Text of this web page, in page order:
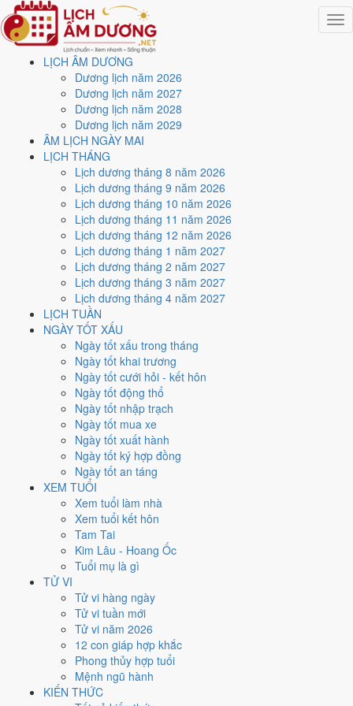
LỊCH ÂM DƯƠNG
Dương lịch năm 2026
Dương lịch năm 2027
Dương lịch năm 2028
Dương lịch năm 2029
ÂM LỊCH NGÀY MAI
LỊCH THÁNG
Lịch dương tháng 8 năm 2026
Lịch dương tháng 9 năm 2026
Lịch dương tháng 10 năm 2026
Lịch dương tháng 11 năm 2026
Lịch dương tháng 12 năm 2026
Lịch dương tháng 1 năm 2027
Lịch dương tháng 2 năm 2027
Lịch dương tháng 3 năm 2027
Lịch dương tháng 4 năm 2027
LỊCH TUẦN
NGÀY TỐT XẤU
Ngày tốt xấu trong tháng
Ngày tốt khai trương
Ngày tốt cưới hỏi - kết hôn
Ngày tốt động thổ
Ngày tốt nhập trạch
Ngày tốt mua xe
Ngày tốt xuất hành
Ngày tốt ký hợp đồng
Ngày tốt an táng
XEM TUỔI
Xem tuổi làm nhà
Xem tuổi kết hôn
Tam Tai
Kim Lâu - Hoang Ốc
Tuổi mụ là gì
TỬ VI
Tử vi hàng ngày
Tử vi tuần mới
Tử vi năm 2026
12 con giáp hợp khắc
Phong thủy hợp tuổi
Mệnh ngũ hành
KIẾN THỨC
Trang chủ
Lịch năm 2026
Tháng 12/2026
Ngày 22/12/2026 (Canh Ngọ)
Xem ngày22/12/2026
dương lịch - Ngày 14/11 âm
lịch (Canh Ngọ) tốt hay
Ngày 22/12/2026 dương lịch (Thứ Ba) là ngày 14/11/2026 âm lịch
Canh Ngọ- Chi khắc Can, Trực Phá, Sao Thất, nạp âm Lộ
Bàng Thổ. Tổng hòa, đây là
3.1/10cho các việc quan trọng. Giờ Hoàng Đạo trong ngày:
Mão, Ngọ, Thân, Dậu.
Ngày Dương
Tháng 12 năm 2026
Tháng 11 âm năm 2026
Tiết Đông Chí
Ngày Canh Ngọ có TrựcPhá(ngày phá hoại - đại hung, kỵ trăm sự)
nhưng gặp SaoTư Mệnh hoàng đạo
nên đây làNgày Đại Hung
động thổ.